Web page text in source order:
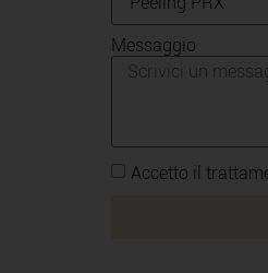
Messaggio
Accetto il